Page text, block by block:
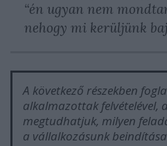
“én ugyan nem
nehogy mi kerüljünk
A következő részekben
alkalmazottak felvételével,
megtudhatjuk, milyen
a vállalkozásunk